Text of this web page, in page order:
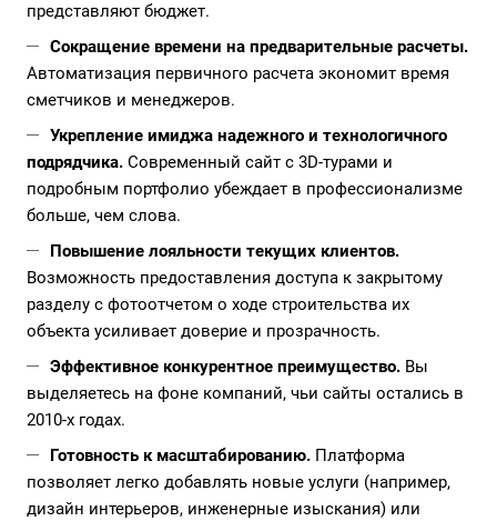
представляют бюджет.
Сокращение времени на предварительные расчеты.
Автоматизация первичного расчета экономит время
сметчиков и менеджеров.
Укрепление имиджа надежного и технологичного
подрядчика. Современный сайт с 3D-турами и
подробным портфолио убеждает в профессионализме
больше, чем слова.
Повышение лояльности текущих клиентов.
Возможность предоставления доступа к закрытому
разделу с фотоотчетом о ходе строительства их
объекта усиливает доверие и прозрачность.
Эффективное конкурентное преимущество. Вы
выделяетесь на фоне компаний, чьи сайты остались в
2010-х годах.
Готовность к масштабированию. Платформа
позволяет легко добавлять новые услуги (например,
дизайн интерьеров, инженерные изыскания) или